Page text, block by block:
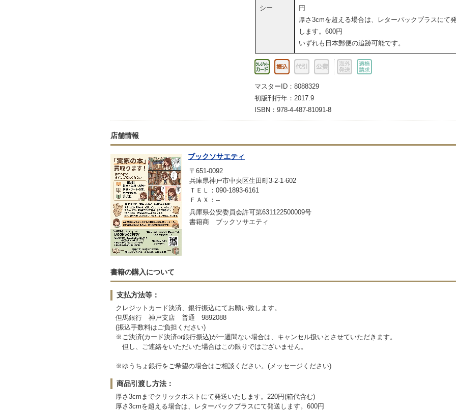
シー
円
厚さ3cmを超える場合は、レターパックプラスにて
します。600円
いずれも日本郵便の追跡可能です。
マスターID：8088329
初版刊行年：2017.9
ISBN：978-4-487-81091-8
店舗情報
ブックソサエティ
〒651-0092
兵庫県神戸市中央区生田町3-2-1-602
ＴＥＬ：090-1893-6161
ＦＡＸ：--
兵庫県公安委員会許可第631122500009号
書籍商 ブックソサエティ
書籍の購入について
支払方法等：
クレジットカード決済、銀行振込にてお願い致します。
但馬銀行 神戸支店 普通 9892088
(振込手数料はご負担ください)
※ご決済(カード決済or銀行振込)が一週間ない場合は、キャンセル扱いとさせていただきます。
但し、ご連絡をいただいた場合はこの限りではございません。
※ゆうちょ銀行をご希望の場合はご相談ください。(メッセージください)
商品引渡し方法：
厚さ3cmまでクリックポストにて発送いたします。220円(箱代含む)
厚さ3cmを超える場合は、レターパックプラスにて発送します。600円